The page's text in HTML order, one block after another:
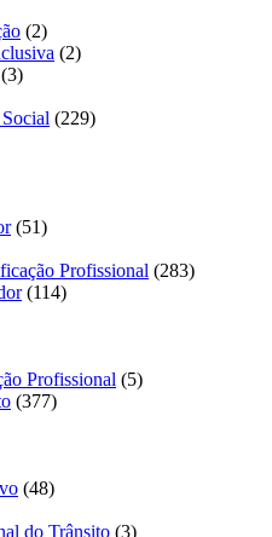
(2)
(2)
(229)
(51)
Profissional (283)
(114)
Profissional (5)
(377)
(48)
do Trânsito (3)